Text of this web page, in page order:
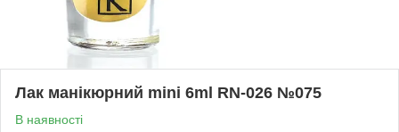
Лак манікюрний mini 6ml RN-026 №075
В наявності